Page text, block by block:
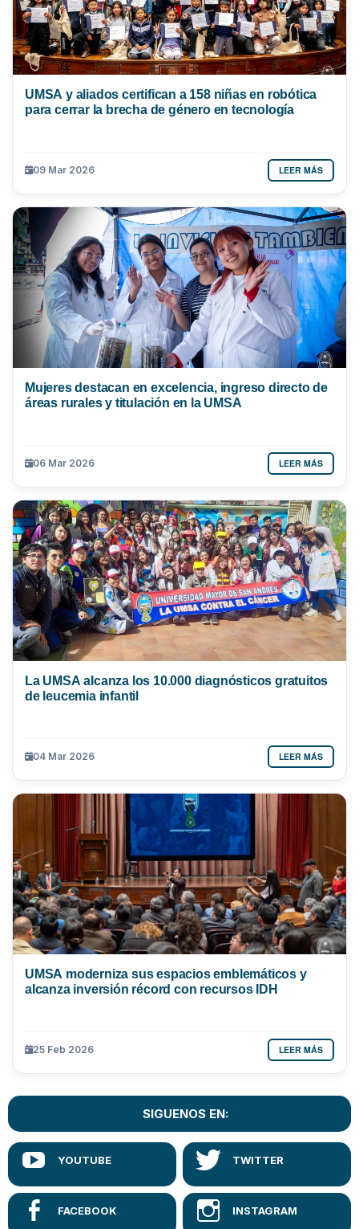
UMSA y aliados certifican a 158 niñas en robótica
para cerrar la brecha de género en tecnología
09 Mar 2026 LEER MÁS
Mujeres destacan en excelencia, ingreso directo de
áreas rurales y titulación en la UMSA
06 Mar 2026 LEER MÁS
La UMSA alcanza los 10.000 diagnósticos gratuitos
de leucemia infantil
04 Mar 2026 LEER MÁS
UMSA moderniza sus espacios emblemáticos y
alcanza inversión récord con recursos IDH
25 Feb 2026 LEER MÁS
SIGUENOS EN: